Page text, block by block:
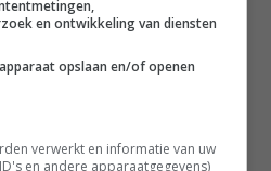
vogels geruimd vanwege
dierhouderij met 370 vogels in het
vastgesteld. Om verspreiding
alle besmette dieren geruimd
en ontwikkeling van diensten
opslaan en/of openen
verwerkt en informatie van uw
en andere apparaatgegevens)